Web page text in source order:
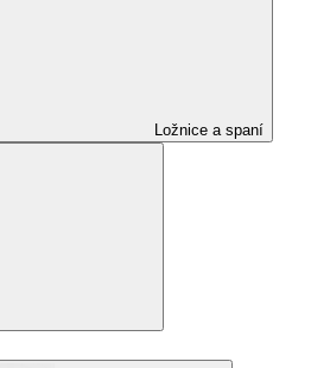
Ložnice a spaní